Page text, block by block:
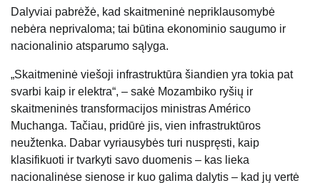
Dalyviai pabrėžė, kad skaitmeninė nepriklausomybė
nebėra neprivaloma; tai būtina ekonominio saugumo ir
nacionalinio atsparumo sąlyga.
„Skaitmeninė viešoji infrastruktūra šiandien yra tokia pat
svarbi kaip ir elektra“, – sakė Mozambiko ryšių ir
skaitmeninės transformacijos ministras Américo
Muchanga. Tačiau, pridūrė jis, vien infrastruktūros
neužtenka. Dabar vyriausybės turi nuspręsti, kaip
klasifikuoti ir tvarkyti savo duomenis – kas lieka
nacionalinėse sienose ir kuo galima dalytis – kad jų vertė